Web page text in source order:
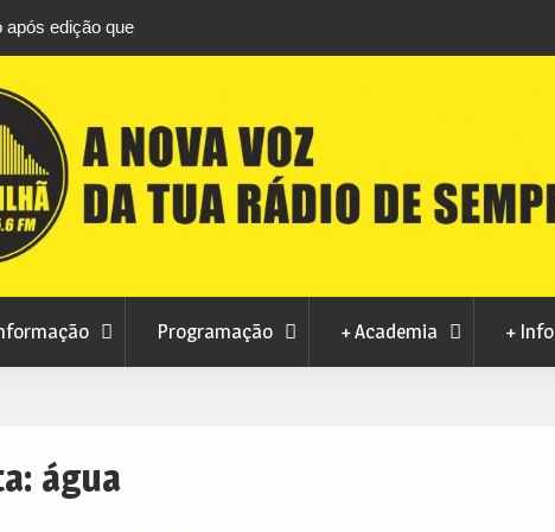
do Arquivo
Programação + Academia + Info
água